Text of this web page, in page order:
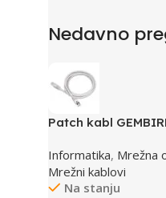
Nedavno
Patch kabl
Informatika, Mrežna
Mrežni kablovi
Na stanju